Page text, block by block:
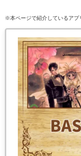
※本ページで紹介しているアプ